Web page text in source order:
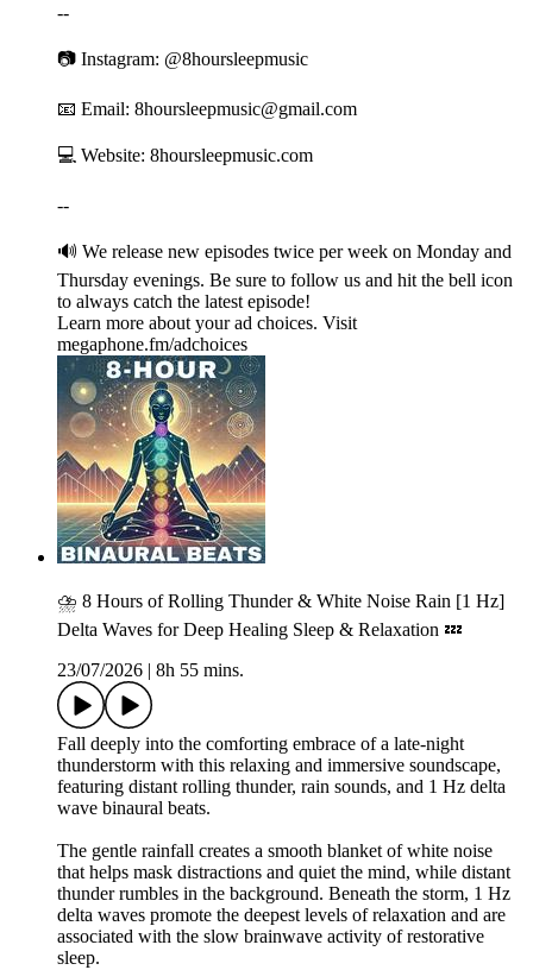
--
📷 Instagram: ⁠⁠⁠⁠⁠⁠⁠⁠⁠⁠⁠⁠⁠⁠⁠⁠⁠⁠⁠⁠⁠⁠⁠⁠⁠⁠⁠⁠⁠⁠⁠⁠⁠⁠⁠⁠⁠⁠⁠⁠⁠⁠⁠⁠⁠⁠⁠⁠⁠⁠⁠⁠⁠⁠⁠⁠⁠⁠⁠⁠⁠⁠⁠⁠⁠⁠⁠⁠⁠⁠⁠⁠⁠⁠⁠⁠⁠⁠⁠⁠⁠⁠⁠⁠⁠⁠⁠⁠⁠⁠⁠⁠⁠⁠⁠⁠⁠⁠⁠⁠⁠⁠⁠⁠⁠⁠⁠⁠⁠⁠⁠⁠⁠⁠⁠⁠⁠⁠⁠⁠⁠⁠⁠⁠⁠⁠⁠⁠⁠⁠⁠⁠@8hoursleepmusic⁠⁠⁠⁠⁠⁠⁠⁠⁠⁠⁠⁠⁠⁠⁠⁠⁠⁠⁠⁠⁠⁠⁠⁠⁠⁠⁠⁠⁠⁠⁠⁠⁠⁠⁠⁠⁠⁠⁠⁠⁠⁠⁠⁠⁠⁠⁠⁠⁠⁠⁠⁠⁠⁠⁠⁠⁠⁠⁠⁠⁠⁠⁠⁠⁠⁠⁠⁠⁠⁠⁠⁠⁠⁠⁠⁠⁠⁠⁠⁠⁠⁠⁠⁠⁠⁠⁠⁠⁠⁠⁠⁠⁠⁠⁠⁠⁠⁠⁠⁠⁠⁠⁠⁠⁠⁠⁠⁠⁠⁠⁠⁠⁠⁠⁠⁠⁠⁠⁠⁠⁠⁠⁠⁠⁠⁠⁠⁠⁠⁠⁠⁠
📧 Email: ⁠⁠⁠⁠⁠⁠⁠⁠⁠⁠⁠⁠⁠⁠⁠⁠⁠⁠⁠⁠⁠⁠⁠⁠⁠⁠⁠⁠⁠⁠⁠⁠⁠⁠⁠⁠⁠⁠⁠⁠⁠⁠⁠⁠⁠⁠⁠⁠⁠⁠⁠⁠⁠⁠⁠⁠⁠⁠⁠⁠⁠⁠⁠⁠⁠⁠⁠⁠⁠⁠⁠⁠⁠⁠⁠⁠⁠⁠⁠⁠⁠⁠⁠⁠⁠⁠⁠⁠⁠⁠⁠⁠⁠⁠⁠⁠⁠⁠⁠⁠⁠⁠⁠⁠⁠⁠⁠⁠⁠⁠⁠⁠⁠⁠⁠⁠⁠⁠⁠⁠⁠⁠⁠⁠⁠⁠⁠⁠8hoursleepmusic@gmail.com⁠⁠⁠⁠⁠⁠⁠⁠⁠⁠⁠⁠⁠⁠⁠⁠⁠⁠⁠⁠⁠⁠⁠⁠⁠⁠⁠⁠⁠⁠⁠⁠⁠⁠⁠⁠⁠⁠⁠⁠⁠⁠⁠⁠⁠⁠⁠⁠⁠⁠⁠⁠⁠⁠⁠⁠⁠⁠⁠⁠⁠⁠⁠⁠⁠⁠⁠⁠⁠⁠⁠⁠⁠⁠⁠⁠⁠⁠⁠⁠⁠⁠⁠⁠⁠⁠⁠⁠⁠⁠⁠⁠⁠⁠⁠⁠⁠⁠⁠⁠⁠⁠⁠⁠⁠⁠⁠⁠⁠⁠⁠⁠⁠⁠⁠⁠⁠⁠⁠⁠⁠⁠⁠⁠⁠⁠⁠⁠
💻 Website: ⁠⁠⁠⁠⁠⁠⁠⁠⁠⁠⁠⁠⁠⁠⁠⁠⁠⁠⁠⁠⁠⁠⁠⁠⁠⁠⁠⁠⁠⁠⁠⁠⁠⁠⁠⁠⁠⁠⁠⁠⁠⁠⁠⁠⁠⁠⁠⁠⁠⁠⁠⁠⁠⁠⁠⁠⁠⁠⁠⁠⁠⁠⁠⁠⁠⁠⁠⁠⁠⁠⁠⁠⁠⁠⁠⁠⁠⁠⁠⁠⁠⁠⁠⁠⁠⁠⁠⁠⁠⁠⁠⁠⁠⁠⁠⁠⁠⁠⁠⁠⁠⁠⁠⁠⁠⁠⁠⁠⁠⁠⁠⁠⁠⁠⁠⁠⁠⁠⁠⁠⁠⁠⁠⁠⁠⁠⁠⁠⁠⁠⁠⁠8hoursleepmusic.com⁠⁠⁠⁠⁠⁠⁠⁠⁠⁠⁠⁠⁠⁠⁠⁠⁠⁠⁠⁠⁠⁠⁠⁠⁠⁠⁠⁠⁠⁠⁠⁠⁠⁠⁠⁠⁠⁠⁠⁠⁠⁠⁠⁠⁠⁠⁠⁠⁠⁠⁠⁠⁠⁠⁠⁠⁠⁠⁠⁠⁠⁠⁠⁠⁠⁠⁠⁠⁠⁠⁠⁠⁠⁠⁠⁠⁠⁠⁠⁠⁠⁠⁠⁠⁠⁠⁠⁠⁠⁠⁠⁠⁠⁠⁠⁠⁠⁠⁠⁠⁠⁠⁠⁠⁠⁠⁠⁠⁠⁠⁠⁠⁠⁠⁠⁠⁠⁠⁠⁠⁠⁠⁠⁠⁠⁠⁠⁠⁠⁠⁠
--
🔊 We release new episodes twice per week on Monday and
Thursday evenings. Be sure to follow us and hit the bell icon
to always catch the latest episode!
Learn more about your ad choices. Visit
megaphone.fm/adchoices
⛈️ 8 Hours of Rolling Thunder & White Noise Rain [1 Hz]
Delta Waves for Deep Healing Sleep & Relaxation 💤
23/07/2026
8h 55 mins.
Fall deeply into the comforting embrace of a late-night
thunderstorm with this relaxing and immersive soundscape,
featuring distant rolling thunder, rain sounds, and 1 Hz delta
wave binaural beats.
The gentle rainfall creates a smooth blanket of white noise
that helps mask distractions and quiet the mind, while distant
thunder rumbles in the background. Beneath the storm, 1 Hz
delta waves promote the deepest levels of relaxation and are
associated with the slow brainwave activity of restorative
sleep.